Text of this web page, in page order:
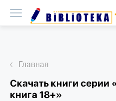
Главная
Скачать книги серии
книга 18+»